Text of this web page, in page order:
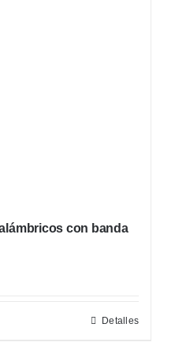
con banda
Detalles